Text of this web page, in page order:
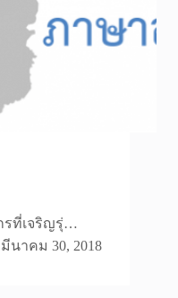
รที่เจริญรุ่…
มีนาคม 30, 2018